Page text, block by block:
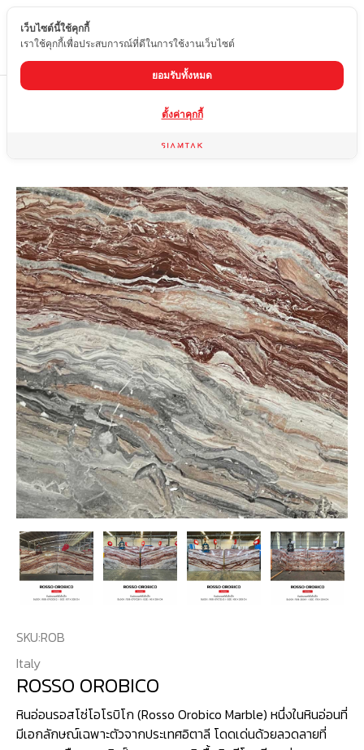
TH
หินอ่อน ROSSO OROBICO
SKU:ROB
Italy
ROSSO OROBICO
หินอ่อนรอสโซ่โอโรบิโก (Rosso Orobico Marble) หนึ่งในหินอ่อนที่
มีเอกลักษณ์เฉพาะตัวจากประเทศอิตาลี โดดเด่นด้วยลวดลายที่
เว็บไซต์นี้ใช้คุกกี้
เราใช้คุกกี้เพื่อประสบการณ์ที่ดีในการใช้งานเว็บไซต์
ยอมรับทั้งหมด
ตั้งค่าคุกกี้